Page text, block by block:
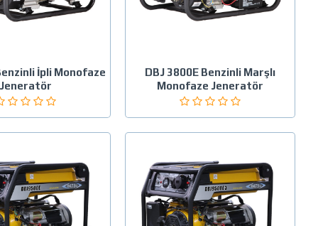
İpli Monofaze
Jeneratör
DBJ 3800E Benzinli Marşlı
Monofaze Jeneratör